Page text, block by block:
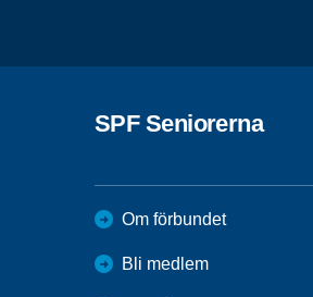
SPF Seniorerna
Om förbundet
Bli medlem